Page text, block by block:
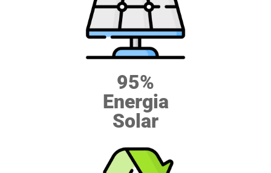
95%
Energia
Solar